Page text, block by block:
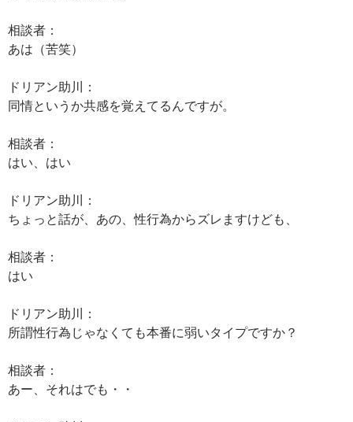
相談者：
あは（苦笑）
ドリアン助川：
同情というか共感を覚えてるんですが。
相談者：
はい、はい
ドリアン助川：
ちょっと話が、あの、性行為からズレますけども、
相談者：
はい
ドリアン助川：
所謂性行為じゃなくても本番に弱いタイプですか？
相談者：
あー、それはでも・・